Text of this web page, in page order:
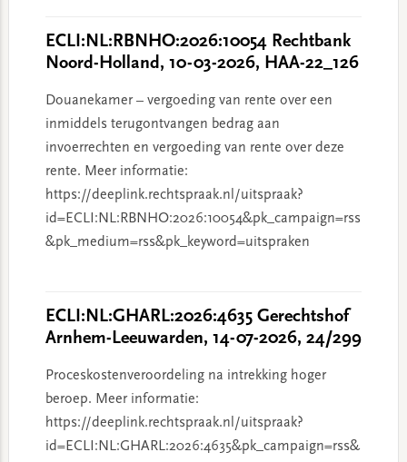
ECLI:NL:RBNHO:2026:10054 Rechtbank
Noord-Holland, 10-03-2026, HAA-22_126
Douanekamer – vergoeding van rente over een
inmiddels terugontvangen bedrag aan
invoerrechten en vergoeding van rente over deze
rente. Meer informatie:
https://deeplink.rechtspraak.nl/uitspraak?
id=ECLI:NL:RBNHO:2026:10054&pk_campaign=rss
&pk_medium=rss&pk_keyword=uitspraken
ECLI:NL:GHARL:2026:4635 Gerechtshof
Arnhem-Leeuwarden, 14-07-2026, 24/299
Proceskostenveroordeling na intrekking hoger
beroep. Meer informatie:
https://deeplink.rechtspraak.nl/uitspraak?
id=ECLI:NL:GHARL:2026:4635&pk_campaign=rss&